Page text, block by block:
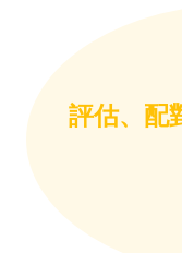
評估、配